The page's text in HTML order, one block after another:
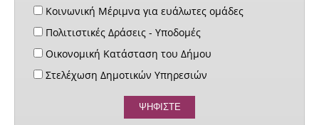
Κοινωνική Μέριμνα για ευάλωτες ομάδες
Πολιτιστικές Δράσεις - Υποδομές
Οικονομική Κατάσταση του Δήμου
Στελέχωση Δημοτικών Υπηρεσιών